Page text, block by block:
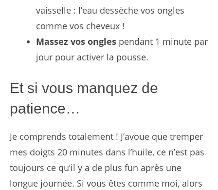
vaisselle : l’eau dessèche vos ongles
comme vos cheveux !
Massez vos ongles pendant 1 minute par
jour pour activer la pousse.
Et si vous manquez de
patience…
Je comprends totalement ! J’avoue que tremper
mes doigts 20 minutes dans l’huile, ce n’est pas
toujours ce qu’il y a de plus fun après une
longue journée. Si vous êtes comme moi, alors